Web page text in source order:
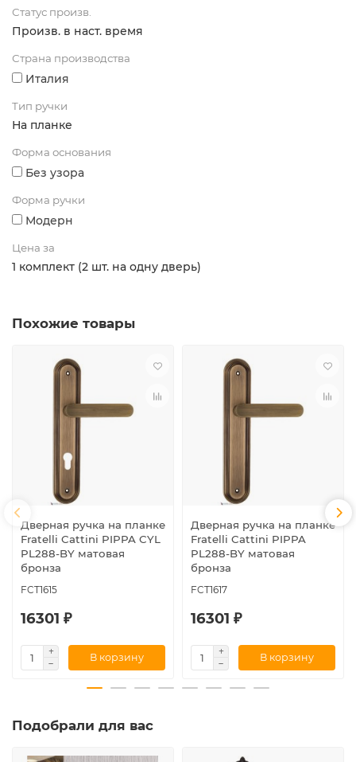
Статус произв.
Произв. в наст. время
Страна производства
Италия
Тип ручки
На планке
Форма основания
Без узора
Форма ручки
Модерн
Цена за
1 комплект (2 шт. на одну дверь)
Похожие товары
Дверная ручка на планке
Fratelli Cattini PIPPA CYL
PL288-BY матовая
бронза
FCT1615
16301 ₽
В корзину
Дверная ручка на планке
Fratelli Cattini PIPPA
PL288-BY матовая
бронза
FCT1617
16301 ₽
В корзину
Подобрали для вас